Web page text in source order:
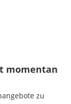
an die richtige
alle profitieren
internes
momentan
zu